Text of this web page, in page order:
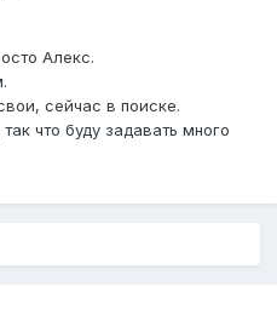
Алекс.
сейчас в поиске.
что буду задавать много